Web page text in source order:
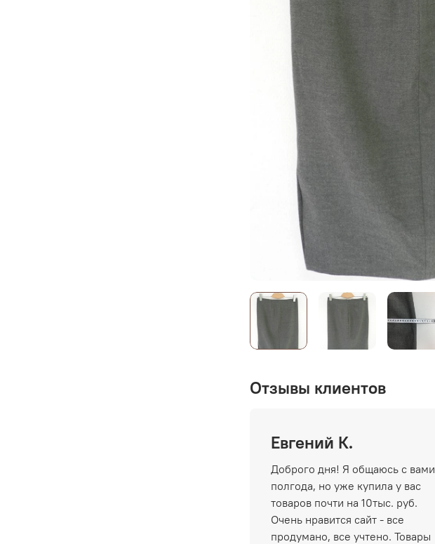
Отзывы клиентов
Евгений К.
Доброго дня! Я общаюсь с вами
полгода, но уже купила у вас
товаров почти на 10тыс. руб.
Очень нравится сайт - все
продумано, все учтено. Товары